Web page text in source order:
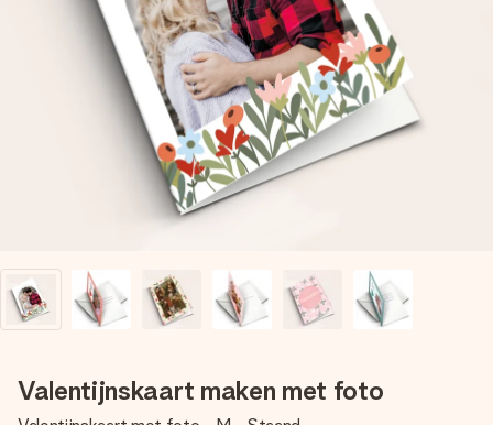
Gratis wenskaartje
Je maakt in een paar stappen iets unieks – met haar naam,
jullie foto of een boodschap die raakt. Zonder gedoe, maar
met alle aandacht voor het moment.
Valentijnskaart maken met foto